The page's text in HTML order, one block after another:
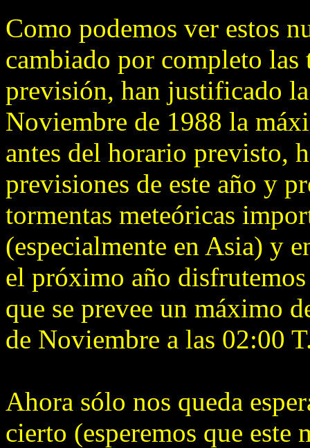
Como podemos ver estos
cambiado por completo las
previsión, han justificado
Noviembre de 1988 la
antes del horario previsto,
previsiones de este año y
tormentas meteóricas
(especialmente en Asia) y
el próximo año
que se prevee un máximo
de Noviembre a las 02:00
Ahora sólo nos queda
cierto (esperemos que